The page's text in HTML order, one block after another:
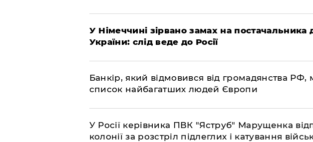
​У Німеччині зірвано замах на постачальника
України: слід веде до Росії
​Банкір, який відмовився від громадянства
список найбагатших людей Європи
​У Росії керівника ПВК "Яструб" Марущенка
колонії за розстріл підлеглих і катування